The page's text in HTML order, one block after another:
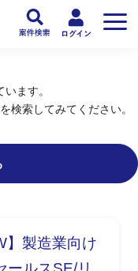
ます。
検索してみてください。
】製造業向け